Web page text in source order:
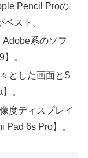
Pencil Proの
スト。
系のソフ
。
とした画面とS
。
度ディスプレイ
Pad 6s Pro】。